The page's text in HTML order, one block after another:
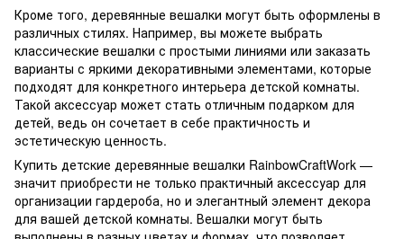
Кроме того, деревянные вешалки могут быть оформлены в
различных стилях. Например, вы можете выбрать
классические вешалки с простыми линиями или заказать
варианты с яркими декоративными элементами, которые
подходят для конкретного интерьера детской комнаты.
Такой аксессуар может стать отличным подарком для
детей, ведь он сочетает в себе практичность и
эстетическую ценность.
Купить детские деревянные вешалки RainbowCraftWork —
значит приобрести не только практичный аксессуар для
организации гардероба, но и элегантный элемент декора
для вашей детской комнаты. Вешалки могут быть